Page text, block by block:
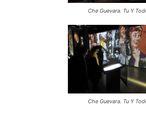
Che Guevara. Tu Y
Che Guevara. Tu Y